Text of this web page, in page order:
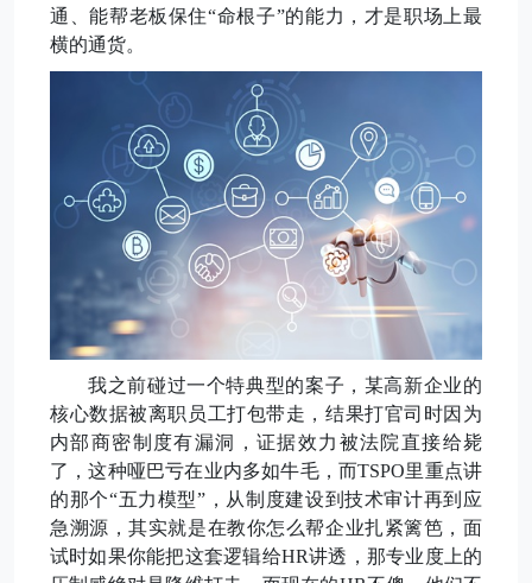
通、能帮老板保住“命根子”的能力，才是职场上最
横的通货。
我之前碰过一个特典型的案子，某高新企业的
核心数据被离职员工打包带走，结果打官司时因为
内部商密制度有漏洞，证据效力被法院直接给毙
了，这种哑巴亏在业内多如牛毛，而TSPO里重点讲
的那个“五力模型”，从制度建设到技术审计再到应
急溯源，其实就是在教你怎么帮企业扎紧篱笆，面
试时如果你能把这套逻辑给HR讲透，那专业度上的